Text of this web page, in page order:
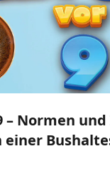
– Normen
einer